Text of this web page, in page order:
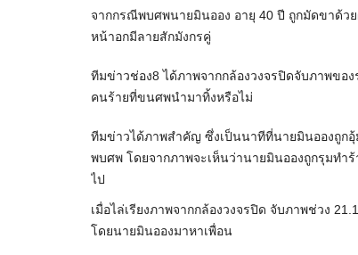
จากกรณีพบศพนายมินออง อายุ 40 ปี ถูกมัดขาด้ว
หน้าอกมีลายสักมังกรคู่
ทีมข่าวช่อง8 ได้ภาพจากกล้องวงจรปิดจับภาพขอ
คนร้ายที่ขนศพนำมาทิ้งหรือไม่
ทีมข่าวได้ภาพสำคัญ ซึ่งเป็นนาทีที่นายมินอองถูก
พบศพ โดยจากภาพจะเห็นว่านายมินอองถูกรุมทำ
ไป
เมื่อไล่เรียงภาพจากกล้องวงจรปิด จับภาพช่วง
โดยนายมินอองมาหาเพื่อน